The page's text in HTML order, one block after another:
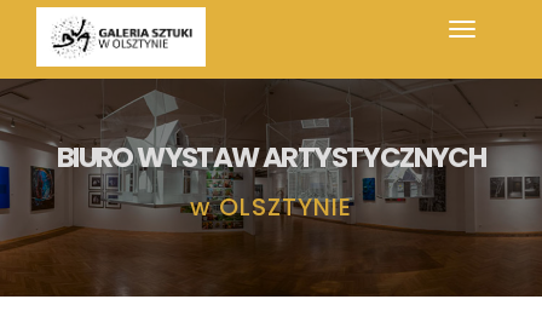
BIURO WYSTAW ARTYSTYCZNYCH
w OLSZTYNIE